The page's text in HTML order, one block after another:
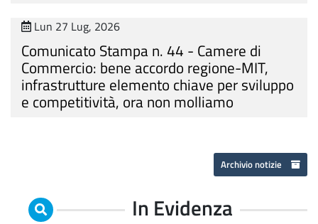
Lun 27 Lug, 2026
Comunicato Stampa n. 44 - Camere di
Commercio: bene accordo regione-MIT,
infrastrutture elemento chiave per sviluppo
e competitività, ora non molliamo
Archivio notizie
In Evidenza